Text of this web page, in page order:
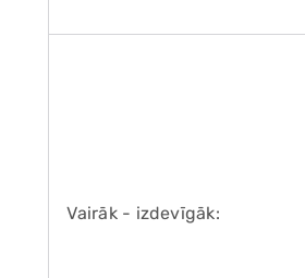
Vairāk - izdevīgāk: